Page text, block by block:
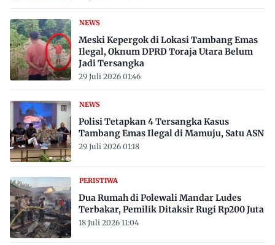
NEWS
Meski Kepergok di Lokasi Tambang Emas
Ilegal, Oknum DPRD Toraja Utara Belum
Jadi Tersangka
29 Juli 2026 01:46
NEWS
Polisi Tetapkan 4 Tersangka Kasus
Tambang Emas Ilegal di Mamuju, Satu ASN
29 Juli 2026 01:18
PERISTIWA
Dua Rumah di Polewali Mandar Ludes
Terbakar, Pemilik Ditaksir Rugi Rp200 Juta
18 Juli 2026 11:04